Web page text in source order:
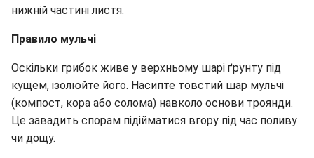
нижній частині листя.
Правило мульчі
Оскільки грибок живе у верхньому шарі ґрунту під
кущем, ізолюйте його. Насипте товстий шар мульчі
(компост, кора або солома) навколо основи троянди.
Це завадить спорам підійматися вгору під час поливу
чи дощу.